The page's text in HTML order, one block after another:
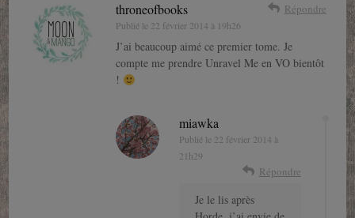
throneofbooks
Publié le 22 février 2014 à 19h26
Répondre
J’ai beaucoup aimé ce premier tome. Je
compte me prendre Unravel Me en VO bientôt
!
miawka
Publié le 22 février 2014 à
21h29
Répondre
Je le lis après